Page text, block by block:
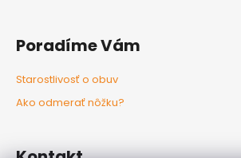
Poradíme Vám
Starostlivosť o obuv
Ako odmerať nôžku?